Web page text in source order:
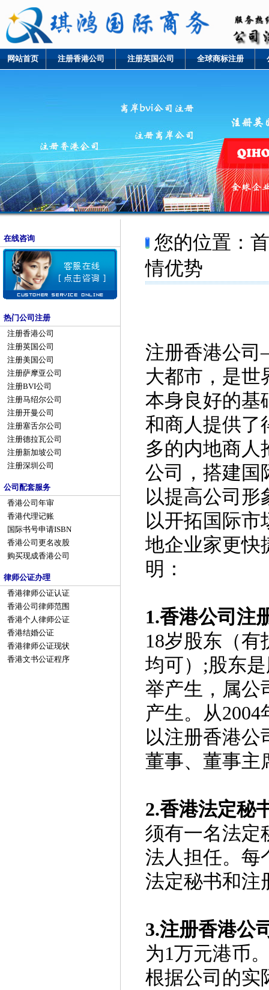
网站首页 注册香港公司 注册英国公司 全球商标注册
在线咨询
热门公司注册
注册香港公司
注册英国公司
注册美国公司
注册萨摩亚公司
注册BVI公司
注册马绍尔公司
注册开曼公司
注册塞舌尔公司
注册德拉瓦公司
注册新加坡公司
注册深圳公司
公司配套服务
香港公司年审
香港代理记账
国际书号申请ISBN
香港公司更名改股
购买现成香港公司
律师公证办理
香港律师公证认证
香港公司律师范围
香港个人律师公证
香港结婚公证
香港律师公证现状
香港文书公证程序
您的位置：
情优势
注册香港公
大都市，是世
本身良好的基
和商人提供了
多的内地商人
公司，搭建国
以提高公司
以开拓国际
地企业家更快
明：
1.香港公司注
18岁股东（
均可）;股东
举产生，属公
产生。从
以注册香港
董事、董事主
2.香港法定秘
须有一名法定
法人担任。每
法定秘书和注
3.注册香港公
为1万元港币
根据公司的实